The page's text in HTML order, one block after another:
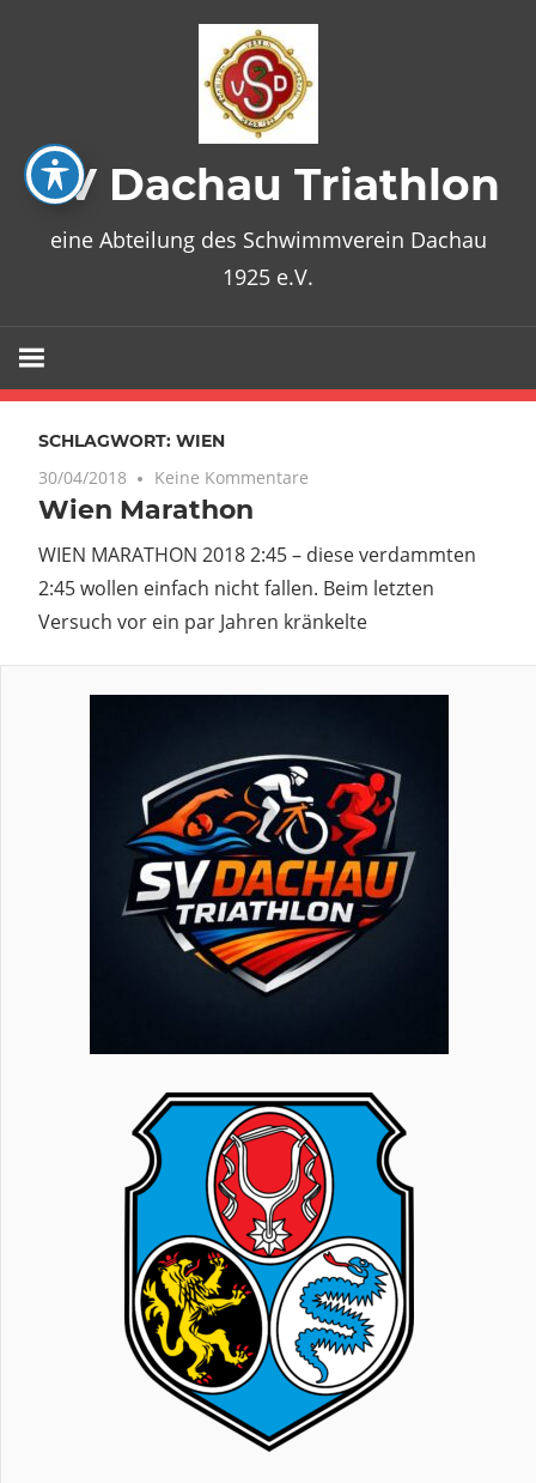
SV Dachau Triathlon
eine Abteilung des Schwimmverein Dachau
1925 e.V.
SCHLAGWORT: WIEN
30/04/2018 Keine Kommentare
Wien Marathon
WIEN MARATHON 2018 2:45 – diese verdammten
2:45 wollen einfach nicht fallen. Beim letzten
Versuch vor ein par Jahren kränkelte